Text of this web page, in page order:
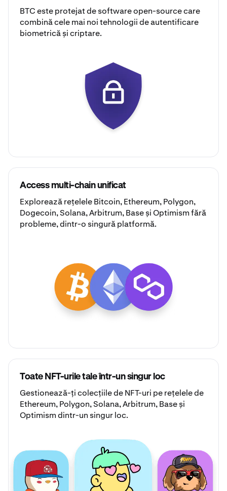
BTC este protejat de software open-source care
combină cele mai noi tehnologii de autentificare
biometrică și criptare.
Access multi-chain unificat
Explorează rețeleleBitcoin,Ethereum,Polygon,
Dogecoin,Solana,Arbitrum,BaseșiOptimismfără
probleme, dintr-o singură platformă.
Toate NFT-urile tale într-un singur loc
Gestionează-țicolecțiile de NFT-uri pe rețelele de
Ethereum, Polygon, Solana, Arbitrum, Base și
Optimism dintr-un singur loc.